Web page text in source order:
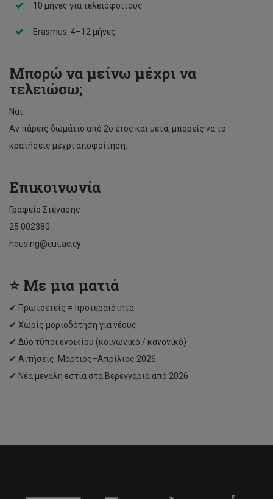
10 μήνες για τελειόφοιτους
Erasmus: 4–12 μήνες
Μπορώ να μείνω μέχρι να
τελειώσω;
Ναι
Αν πάρεις δωμάτιο από 2ο έτος και μετά, μπορείς να το
κρατήσεις μέχρι αποφοίτηση.
Επικοινωνία
Γραφείο Στέγασης
25 002380
housing@cut.ac.cy
⭐ Με μια ματιά
✔ Πρωτοετείς = προτεραιότητα
✔ Χωρίς μοριοδότηση για νέους
✔ Δύο τύποι ενοικίου (κοινωνικό / κανονικό)
✔ Αιτήσεις: Μάρτιος–Απρίλιος 2026
✔ Νέα μεγάλη εστία στα Βερεγγάρια από 2026